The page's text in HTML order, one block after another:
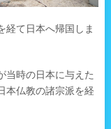
経て日本へ帰国しま
当時の日本に与えた
本仏教の諸宗派を経